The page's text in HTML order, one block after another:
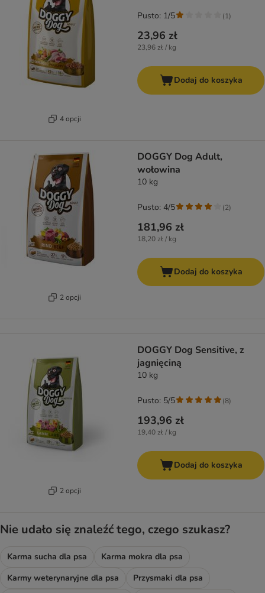
4 opcji
23,96 zł
23,96 zł / kg
Pusto: 1/5 (1)
Dodaj do koszyka
2 opcji
DOGGY Dog Adult,
wołowina
10 kg
181,96 zł
18,20 zł / kg
Pusto: 4/5 (2)
Dodaj do koszyka
2 opcji
DOGGY Dog Sensitive, z
jagnięciną
10 kg
193,96 zł
19,40 zł / kg
Pusto: 5/5 (8)
Dodaj do koszyka
Nie udało się znaleźć tego, czego szukasz?
Karma sucha dla psa
Karma mokra dla psa
Karmy weterynaryjne dla psa
Przysmaki dla psa